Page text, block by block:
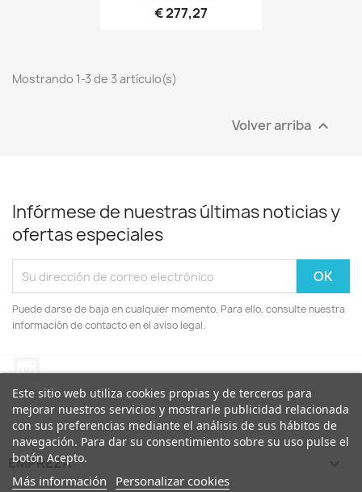
€ 277,27
Mostrando 1-3 de 3 artículo(s)
Volver arriba 
Infórmese de nuestras últimas noticias y
ofertas especiales
Puede darse de baja en cualquier momento. Para ello, consulte nuestra
información de contacto en el aviso legal.
EMPREZA
Este sitio web utiliza cookies propias y de terceros para
mejorar nuestros servicios y mostrarle publicidad relacionada
con sus preferencias mediante el análisis de sus hábitos de
navegación. Para dar su consentimiento sobre su uso pulse el
botón Acepto.
Más información Personalizar cookies